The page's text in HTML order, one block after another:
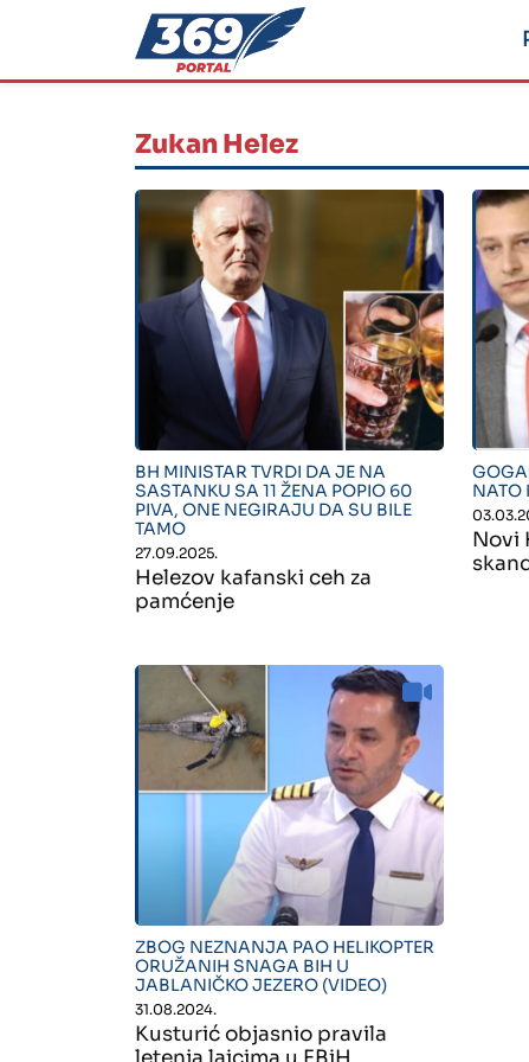
Zukan Helez
" alt="">
BH MINISTAR TVRDI DA JE NA
SASTANKU SA 11 ŽENA POPIO 60
PIVA, ONE NEGIRAJU DA SU BILE
TAMO
27.09.2025.
Helezov kafanski ceh za
pamćenje
"
NATO
Novi
" alt="">
ZBOG NEZNANJA PAO HELIKOPTER
ORUŽANIH SNAGA BIH U
JABLANIČKO JEZERO (VIDEO)
31.08.2024.
Kusturić objasnio pravila